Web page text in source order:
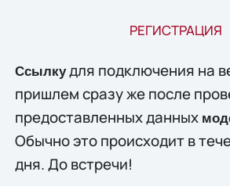
РЕГИСТРАЦИЯ
Ссылкудля подключения на
пришлем сразу же после
предоставленных данных
Обычно это происходит в
дня. До встречи!